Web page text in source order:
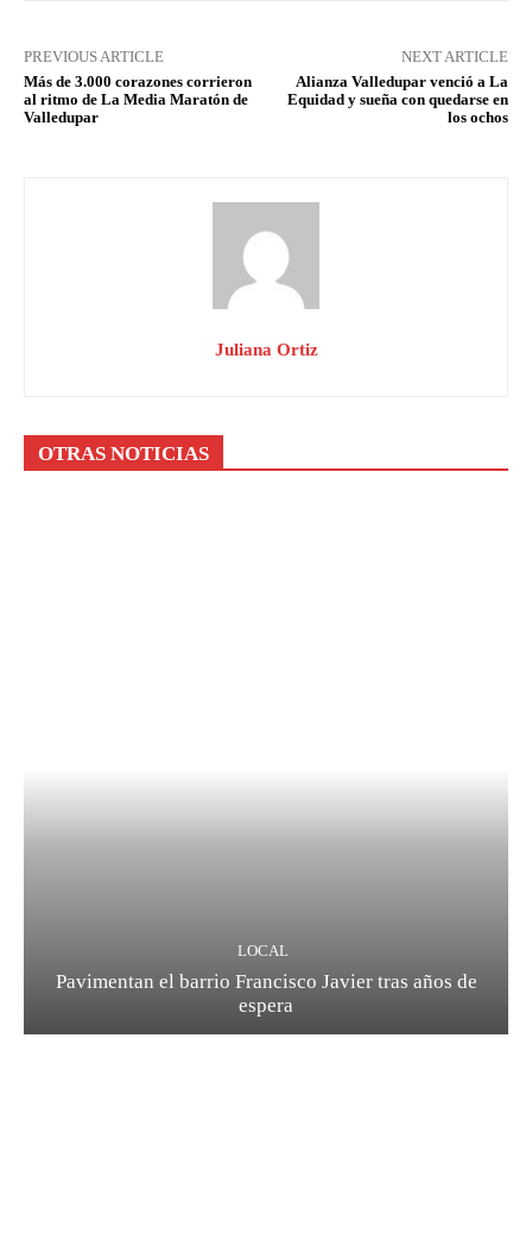
PREVIOUS ARTICLE
Más de 3.000 corazones corrieron
al ritmo de La Media Maratón de
Valledupar
NEXT ARTICLE
Alianza Valledupar venció a La
Equidad y sueña con quedarse en
los ochos
Juliana Ortiz
OTRAS NOTICIAS
LOCAL
Pavimentan el barrio Francisco Javier tras años de
espera